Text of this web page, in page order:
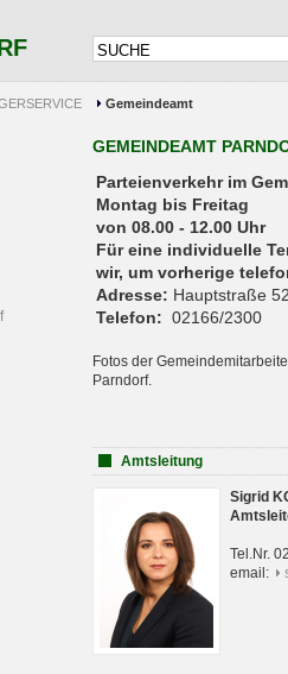
Gemeindeamt
GEMEINDEAMT
Parteienverkehr
Montag bis Freitag
von 08.00 - 12.00 Uhr
Für eine individuelle
wir, um vorherige
Adresse: Hauptstraße
Telefon: 02166/2300
Fotos der
Parndorf.
Amtsleitung
Sigrid
Tel.Nr.
email: